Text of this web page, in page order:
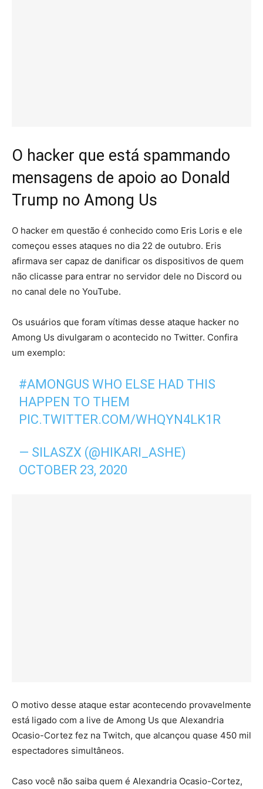
O hacker que está spammando
mensagens de apoio ao Donald
Trump no Among Us
O hacker em questão é conhecido como Eris Loris e ele
começou esses ataques no dia 22 de outubro. Eris
afirmava ser capaz de danificar os dispositivos de quem
não clicasse para entrar no servidor dele no Discord ou
no canal dele no YouTube.
Os usuários que foram vítimas desse ataque hacker no
Among Us divulgaram o acontecido no Twitter. Confira
um exemplo:
#AMONGUS WHO ELSE HAD THIS
HAPPEN TO THEM
PIC.TWITTER.COM/WHQYN4LK1R
— SILASZX (@HIKARI_ASHE)
OCTOBER 23, 2020
O motivo desse ataque estar acontecendo provavelmente
está ligado com a live de Among Us que Alexandria
Ocasio-Cortez fez na Twitch, que alcançou quase 450 mil
espectadores simultâneos.
Caso você não saiba quem é Alexandria Ocasio-Cortez,